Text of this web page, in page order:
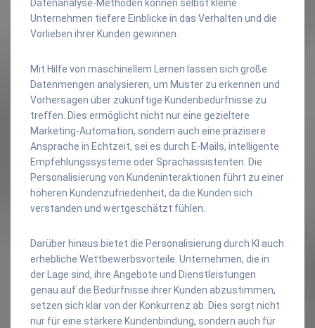
Datenanalyse-Methoden können selbst kleine
Unternehmen tiefere Einblicke in das Verhalten und die
Vorlieben ihrer Kunden gewinnen.
Mit Hilfe von maschinellem Lernen lassen sich große
Datenmengen analysieren, um Muster zu erkennen und
Vorhersagen über zukünftige Kundenbedürfnisse zu
treffen. Dies ermöglicht nicht nur eine gezieltere
Marketing-Automation, sondern auch eine präzisere
Ansprache in Echtzeit, sei es durch E-Mails, intelligente
Empfehlungssysteme oder Sprachassistenten. Die
Personalisierung von Kundeninteraktionen führt zu einer
höheren Kundenzufriedenheit, da die Kunden sich
verstanden und wertgeschätzt fühlen.
Darüber hinaus bietet die Personalisierung durch KI auch
erhebliche Wettbewerbsvorteile. Unternehmen, die in
der Lage sind, ihre Angebote und Dienstleistungen
genau auf die Bedürfnisse ihrer Kunden abzustimmen,
setzen sich klar von der Konkurrenz ab. Dies sorgt nicht
nur für eine stärkere Kundenbindung, sondern auch für